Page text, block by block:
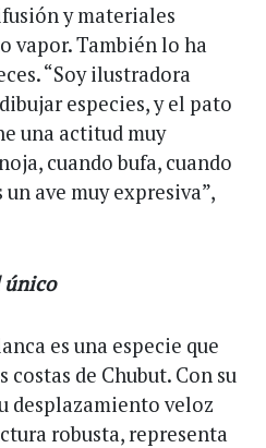
y materiales
vapor. También lo ha
“Soy ilustradora
especies, y el pato
una actitud muy
cuando bufa, cuando
ave muy expresiva”,
único
es una especie que
costas de Chubut. Con su
desplazamiento veloz
robusta, representa